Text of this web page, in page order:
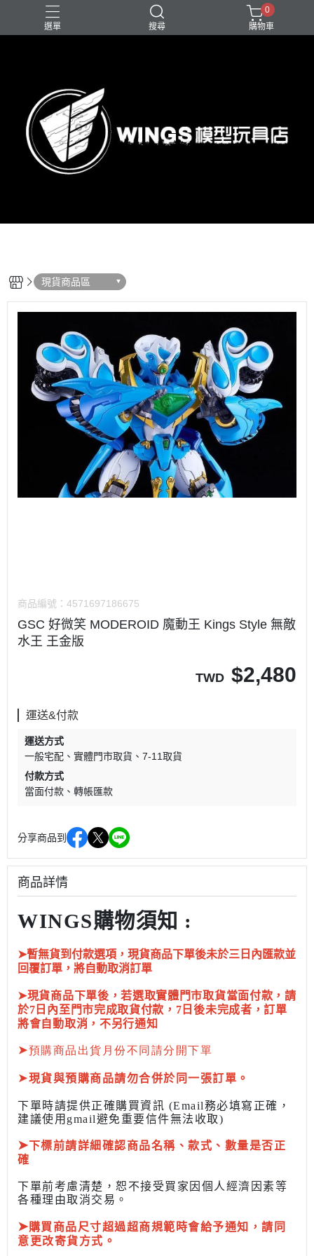
選單 搜尋
0
購物車
現貨商品區
商品編號： 4571697186675
GSC 好微笑 MODEROID 魔動王 Kings Style 無敵
水王 王金版
TWD $2,480
運送&付款
運送方式
一般宅配
實體門市取貨
7-11取貨
付款方式
當面付款
轉帳匯款
分享商品到
商品詳情
WINGS購物須知 :
➤暫無貨到付款選項，現貨商品下單後未於三日內匯款並
回覆訂單，將自動取消訂單
➤現貨商品下單後，若選取實體門市取貨當面付款，請
於7日內至門市完成取貨付款，7日後未完成者，訂單
將會自動取消，不另行通知
➤預購商品出貨月份不同請分開下單
➤現貨與預購商品請勿合併於同一張訂單。
下單時請提供正確購買資訊 (Email務必填寫正確，
建議使用gmail避免重要信件無法收取)
➤下標前請詳細確認商品名稱、款式、數量是否正
確
下單前考慮清楚，恕不接受買家因個人經濟因素等
各種理由取消交易。
➤購買商品尺寸超過超商規範時會給予通知，請同
意更改寄貨方式。